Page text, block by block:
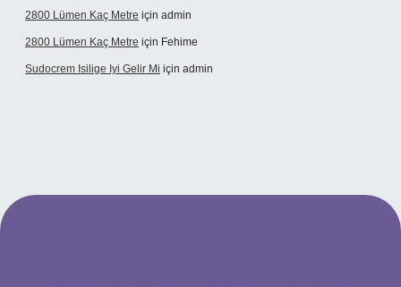
2800 Lümen Kaç Metre için admin
2800 Lümen Kaç Metre için Fehime
Sudocrem Isilige Iyi Gelir Mi için admin
opera bet giriş